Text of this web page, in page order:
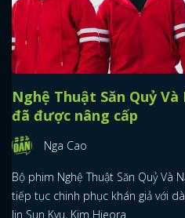
Nghệ Thuật Săn Quỷ
đã được nâng cấp
Nga Cao
Bộ phim Nghệ Thuật Săn Quỷ Và
tiếp tục chinh phục khán giả với
Jin Sun Kyu, Kim Hieora.